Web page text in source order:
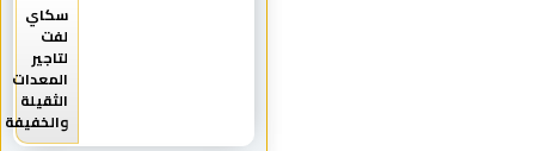
سكاي
لفت
لتاجير
المعدات
الثقيلة
والخفيفة